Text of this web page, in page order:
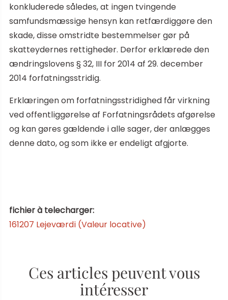
konkluderede således, at ingen tvingende
samfundsmæssige hensyn kan retfærdiggøre den
skade, disse omstridte bestemmelser gør på
skatteydernes rettigheder. Derfor erklærede den
ændringslovens § 32, III for 2014 af 29. december
2014 forfatningsstridig.
Erklæringen om forfatningsstridighed får virkning
ved offentliggørelse af Forfatningsrådets afgørelse
og kan gøres gældende i alle sager, der anlægges
denne dato, og som ikke er endeligt afgjorte.
fichier à telecharger:
161207 Lejeværdi (Valeur locative)
Ces articles peuvent vous
intéresser